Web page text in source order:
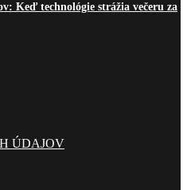
Keď technológie strážia večeru za
ÚDAJOV